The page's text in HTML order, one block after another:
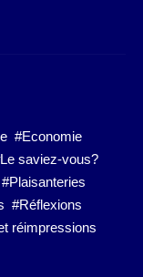
#Economie
saviez-vous?
#Plaisanteries
#Réflexions
réimpressions